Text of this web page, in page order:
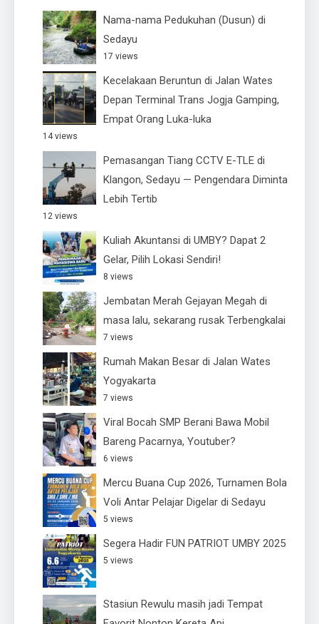
Nama-nama Pedukuhan (Dusun) di
Sedayu
17 views
Kecelakaan Beruntun di Jalan Wates
Depan Terminal Trans Jogja Gamping,
Empat Orang Luka-luka
14 views
Pemasangan Tiang CCTV E-TLE di
Klangon, Sedayu — Pengendara Diminta
Lebih Tertib
12 views
Kuliah Akuntansi di UMBY? Dapat 2
Gelar, Pilih Lokasi Sendiri!
8 views
Jembatan Merah Gejayan Megah di
masa lalu, sekarang rusak Terbengkalai
7 views
Rumah Makan Besar di Jalan Wates
Yogyakarta
7 views
Viral Bocah SMP Berani Bawa Mobil
Bareng Pacarnya, Youtuber?
6 views
Mercu Buana Cup 2026, Turnamen Bola
Voli Antar Pelajar Digelar di Sedayu
5 views
Segera Hadir FUN PATRIOT UMBY 2025
5 views
Stasiun Rewulu masih jadi Tempat